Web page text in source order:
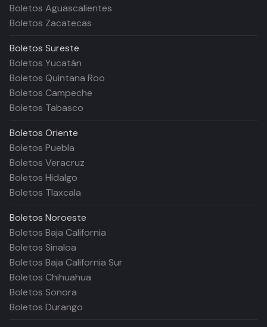
Boletos Aguascalientes
Boletos Zacatecas
Boletos Sureste
Boletos Yucatán
Boletos Quintana Roo
Boletos Campeche
Boletos Tabasco
Boletos Oriente
Boletos Puebla
Boletos Veracruz
Boletos Hidalgo
Boletos Tlaxcala
Boletos Noroeste
Boletos Baja California
Boletos Sinaloa
Boletos Baja California Sur
Boletos Chihuahua
Boletos Sonora
Boletos Durango